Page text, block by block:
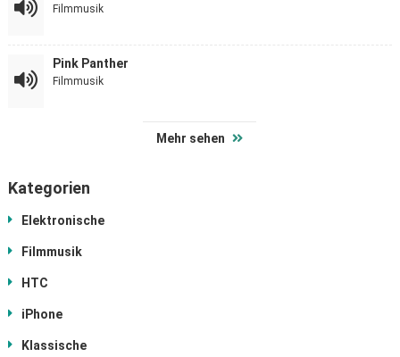
Filmmusik
Pink Panther
Filmmusik
Mehr sehen
Kategorien
Elektronische
Filmmusik
HTC
iPhone
Klassische